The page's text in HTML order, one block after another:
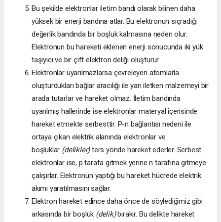
Bu şekilde elektronlar iletim bandı olarak bilinen daha
yüksek bir enerji bandına atlar. Bu elektronun sıçradığı
değerlik bandında bir boşluk kalmasına neden olur.
Elektronun bu hareketi eklenen enerji sonucunda iki yük
taşıyıcı ve bir çift elektron deliği oluşturur.
Elektronlar uyarılmazlarsa çevreleyen atomlarla
oluşturdukları bağlar aracılığı ile yarı iletken malzemeyi bir
arada tutarlar ve hareket olmaz. İletim bandında
uyarılmış hallerinde ise elektronlar materyal içerisinde
hareket etmekte serbesttir. P-n bağlantısı nedeni ile
ortaya çıkan elektrik alanında elektronlar ve
boşluklar (delikler)ters yönde hareket ederler. Serbest
elektronlar ise, p tarafa gitmek yerine n tarafına gitmeye
çalışırlar. Elektronun yaptığı bu hareket hücrede elektrik
akımı yaratılmasını sağlar.
Elektron hareket edince daha önce de söylediğimiz gibi
arkasında bir boşluk (delik)bırakır. Bu delikte hareket